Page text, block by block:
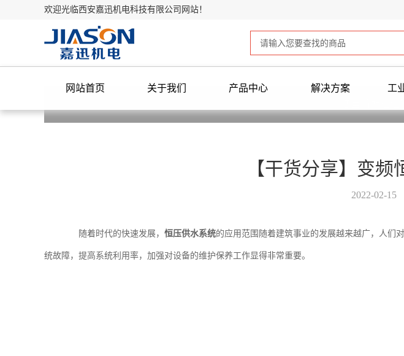
欢迎光临西安嘉迅机电科技有限公司网站！
网站首页 关于我们 产品中心 解决方案 工
【干货分享】变
2022-02-15
随着时代的快速发展， 恒压供水系统的应用范围随着建筑事业的发展越来越广，人们
统故障，提高系统利用率，加强对设备的维护保养工作显得非常重要。